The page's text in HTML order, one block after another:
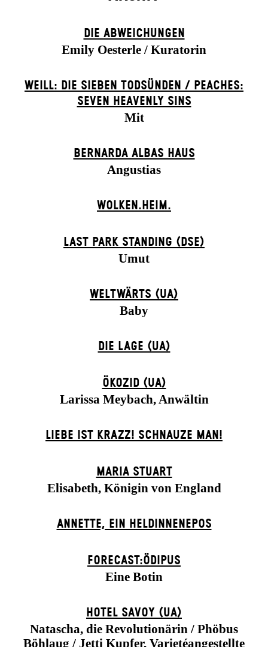
DIE ABWEICHUNGEN
Emily Oesterle / Kuratorin
WEILL: DIE SIEBEN TODSÜNDEN / PEACHES:
SEVEN HEAVENLY SINS
Mit
BERNARDA ALBAS HAUS
Angustias
WOLKEN.HEIM.
LAST PARK STANDING (DSE)
Umut
WELTWÄRTS (UA)
Baby
DIE LAGE (UA)
ÖKOZID (UA)
Larissa Meybach, Anwältin
LIEBE IST KRAZZ! SCHNAUZE MAN!
MARIA STUART
Elisabeth, Königin von England
ANNETTE, EIN HELDINNENEPOS
FORECAST:ÖDIPUS
Eine Botin
HOTEL SAVOY (UA)
Natascha, die Revolutionärin / Phöbus
Böhlaug / Jetti Kupfer, Varietéangestellte